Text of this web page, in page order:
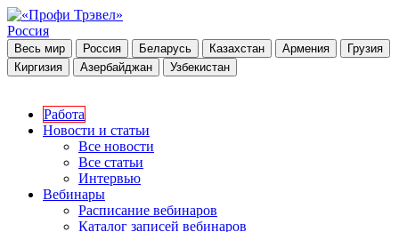
Россия
Весь мир Россия Беларусь Казахстан Армения
Грузия
Киргизия
Азербайджан Узбекистан
Работа
Новости и статьи
Все новости
Все статьи
Интервью
Вебинары
Расписание вебинаров
Каталог записей вебинаров